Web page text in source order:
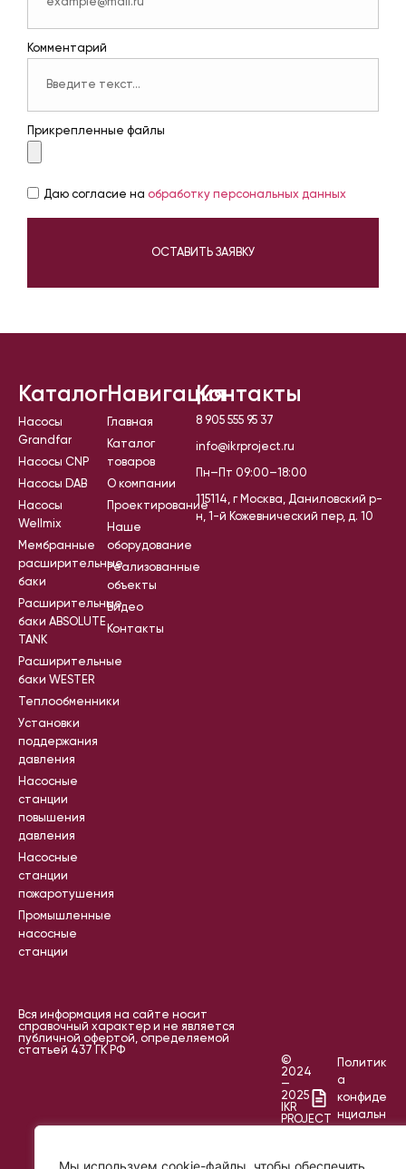
Мы используем cookie-файлы, чтобы обеспечить
Комментарий
Прикрепленные файлы
Даю согласие на обработку персональных данных
ОСТАВИТЬ ЗАЯВКУ
Каталог
Насосы
Grandfar
Насосы CNP
Насосы DAB
Насосы
Wellmix
Мембранные
расширительные
баки
Расширительные
баки ABSOLUTE
TANK
Расширительные
баки WESTER
Теплообменники
Установки
поддержания
давления
Насосные
станции
повышения
давления
Насосные
станции
пожаротушения
Промышленные
насосные
станции
Навигация
Главная
Каталог
товаров
О компании
Проектирование
Наше
оборудование
Реализованные
объекты
Видео
Контакты
Контакты
8 905 555 95 37
info@ikrproject.ru
Пн–Пт 09:00–18:00
115114, г Москва, Даниловский р-
н, 1-й Кожевнический пер, д. 10
Вся информация на сайте носит
справочный характер и не является
публичной офертой, определяемой
статьей 437 ГК РФ
©
2024
—
2025
IKR
PROJECT
Политик
а
конфиде
нциальн